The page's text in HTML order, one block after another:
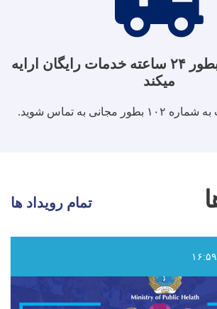
کابل امبولانس بطور ۲۴ ساعته خدمات رایگان ارایه
میکند
به تماس شوید.
تمام رویداد ها